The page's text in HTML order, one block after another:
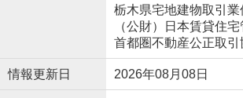
栃木県宅地建物取引業
（公財）日本賃貸住
首都圏不動産公正取
情報更新日 2026年08月08日